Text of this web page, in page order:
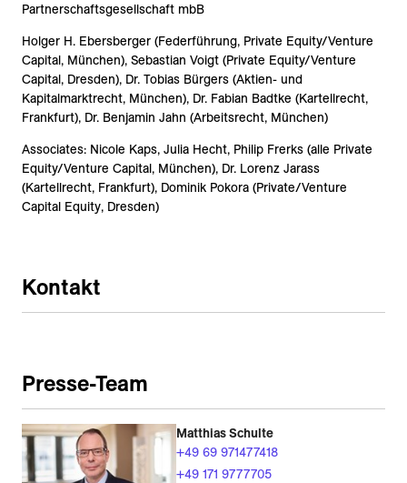
Partnerschaftsgesellschaft mbB
Holger H. Ebersberger (Federführung, Private Equity/Venture
Capital, München), Sebastian Voigt (Private Equity/Venture
Capital, Dresden), Dr. Tobias Bürgers (Aktien- und
Kapitalmarktrecht, München), Dr. Fabian Badtke (Kartellrecht,
Frankfurt), Dr. Benjamin Jahn (Arbeitsrecht, München)
Associates: Nicole Kaps, Julia Hecht, Philip Frerks (alle Private
Equity/Venture Capital, München), Dr. Lorenz Jarass
(Kartellrecht, Frankfurt), Dominik Pokora (Private/Venture
Capital Equity, Dresden)
Kontakt
Presse-Team
Matthias Schulte
+49 69 971477418
+49 171 9777705